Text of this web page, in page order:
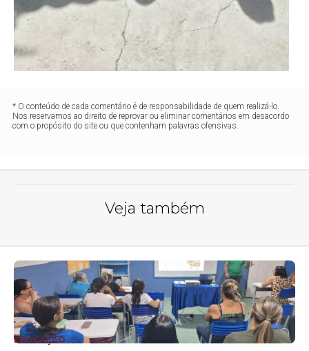
* O conteúdo de cada comentário é de responsabilidade de quem realizá-lo.
Nos reservamos ao direito de reprovar ou eliminar comentários em desacordo
com o propósito do site ou que contenham palavras ofensivas.
Veja também
EDUCAÇÃO